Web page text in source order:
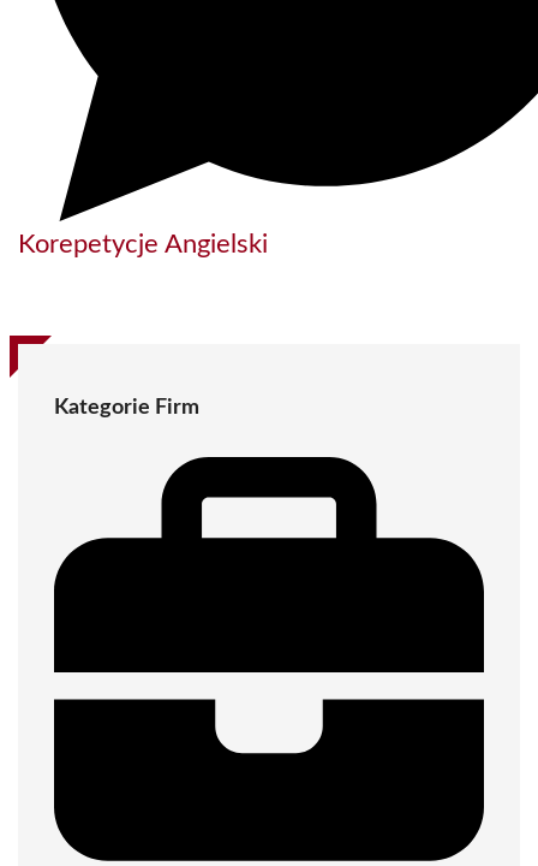
Korepetycje Angielski
Kategorie Firm